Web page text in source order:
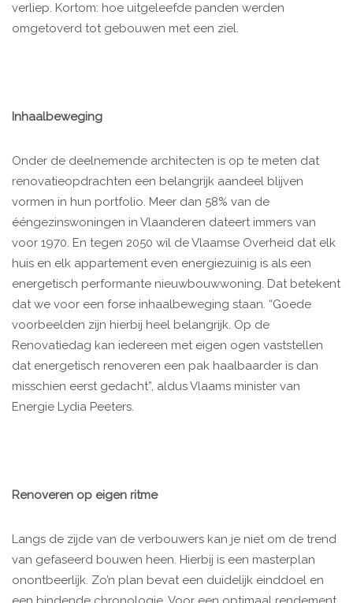
verliep. Kortom: hoe uitgeleefde panden werden
omgetoverd tot gebouwen met een ziel.
Inhaalbeweging
Onder de deelnemende architecten is op te meten dat
renovatieopdrachten een belangrijk aandeel blijven
vormen in hun portfolio. Meer dan 58% van de
ééngezinswoningen in Vlaanderen dateert immers van
voor 1970. En tegen 2050 wil de Vlaamse Overheid dat elk
huis en elk appartement even energiezuinig is als een
energetisch performante nieuwbouwwoning. Dat betekent
dat we voor een forse inhaalbeweging staan. “Goede
voorbeelden zijn hierbij heel belangrijk. Op de
Renovatiedag kan iedereen met eigen ogen vaststellen
dat energetisch renoveren een pak haalbaarder is dan
misschien eerst gedacht”, aldus Vlaams minister van
Energie Lydia Peeters.
Renoveren op eigen ritme
Langs de zijde van de verbouwers kan je niet om de trend
van gefaseerd bouwen heen. Hierbij is een masterplan
onontbeerlijk. Zo’n plan bevat een duidelijk einddoel en